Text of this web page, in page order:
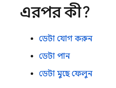
এরপর কী?
ডেটা যোগ করুন
ডেটা পান
ডেটা মুছে ফেলুন